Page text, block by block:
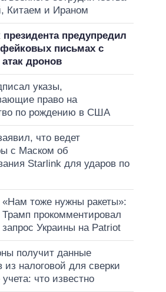
Китаем и Ираном
президента предупредил
письмах с
дронов
указы,
право на
по рождению в США
что ведет
с Маском об
Starlink для ударов по
«Нам тоже нужны ракеты»:
Трамп прокомментировал
запрос Украины на Patriot
получит данные
из налоговой для сверки
учета: что известно